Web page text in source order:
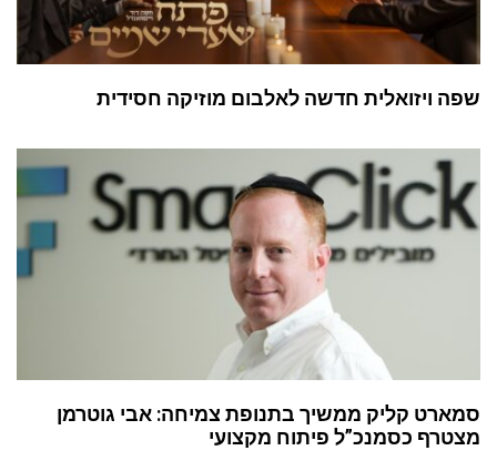
שפה ויזואלית חדשה לאלבום מוזיקה חסידית
סמארט קליק ממשיך בתנופת צמיחה: אבי גוטרמן
מצטרף כסמנכ”ל פיתוח מקצועי